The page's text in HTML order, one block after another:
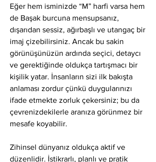
Eğer hem isminizde “M” harfi varsa hem
de Başak burcuna mensupsanız,
dışarıdan sessiz, ağırbaşlı ve utangaç bir
imaj çizebilirsiniz. Ancak bu sakin
görünüşünüzün ardında seçici, detaycı
ve gerektiğinde oldukça tartışmacı bir
kişilik yatar. İnsanların sizi ilk bakışta
anlaması zordur çünkü duygularınızı
ifade etmekte zorluk çekersiniz; bu da
çevrenizdekilerle aranıza görünmez bir
mesafe koyabilir.
Zihinsel dünyanız oldukça aktif ve
düzenlidir. İstikrarlı, planlı ve pratik